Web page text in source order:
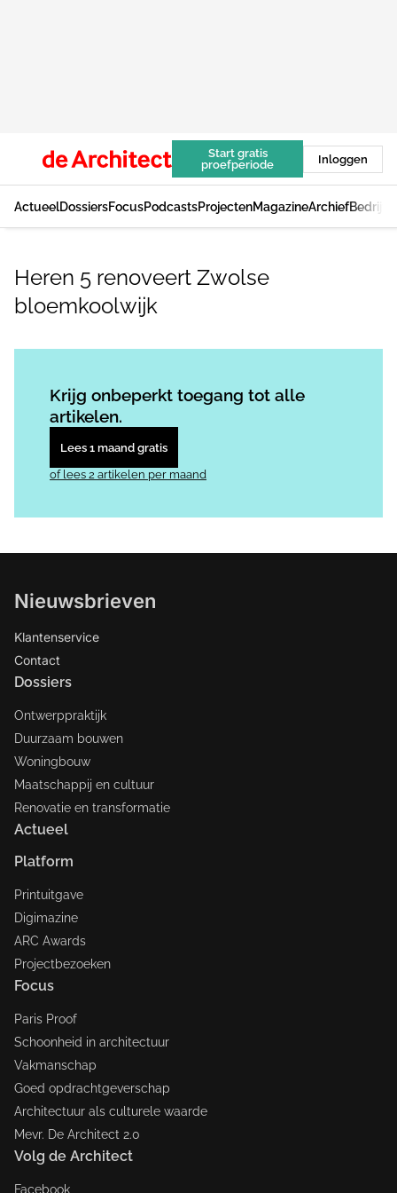
Start gratis
proefperiode
Inloggen
ActueelDossiersFocusPodcastsProjectenMagazineArchief
Heren 5 renoveert Zwolse
bloemkoolwijk
Krijg onbeperkt toegang tot alle
artikelen.
Lees 1 maand gratis
of lees 2 artikelen per maand
Nieuwsbrieven
Klantenservice
Contact
Dossiers
Ontwerppraktijk
Duurzaam bouwen
Woningbouw
Maatschappij en cultuur
Renovatie en transformatie
Actueel
Platform
Printuitgave
Digimazine
ARC Awards
Projectbezoeken
Focus
Paris Proof
Schoonheid in architectuur
Vakmanschap
Goed opdrachtgeverschap
Architectuur als culturele waarde
Mevr. De Architect 2.0
Volg de Architect
Facebook